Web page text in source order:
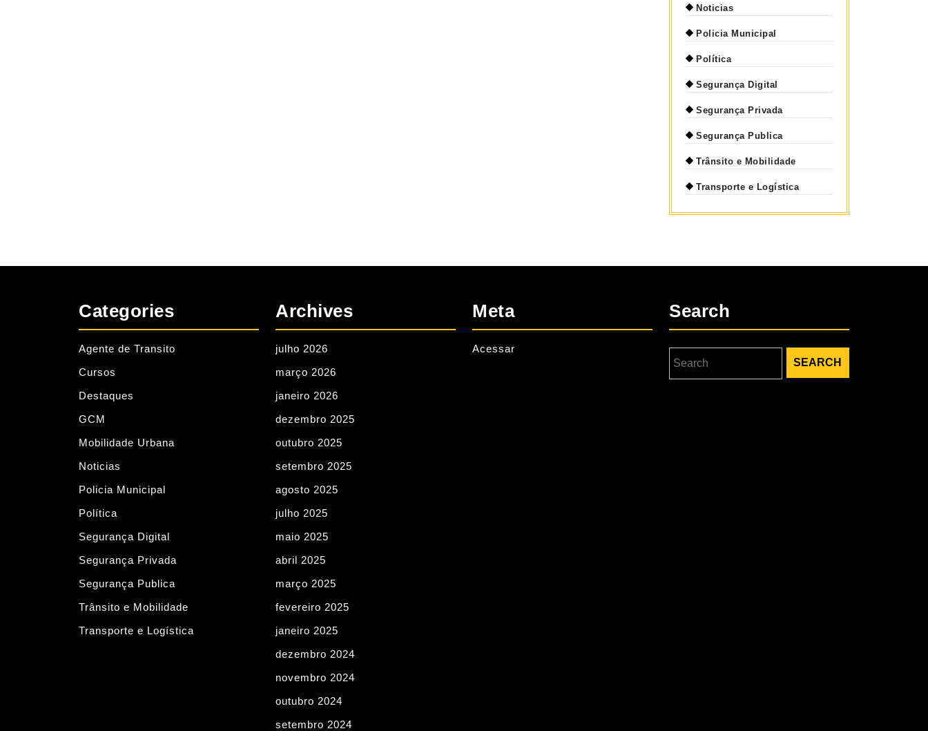
Noticias
Policia Municipal
Política
Segurança Digital
Segurança Privada
Segurança Publica
Trânsito e Mobilidade
Transporte e Logística
Categories
Agente de Transito
Cursos
Destaques
GCM
Mobilidade Urbana
Noticias
Policia Municipal
Política
Segurança Digital
Segurança Privada
Segurança Publica
Trânsito e Mobilidade
Transporte e Logística
Archives
julho 2026
março 2026
janeiro 2026
dezembro 2025
outubro 2025
setembro 2025
agosto 2025
julho 2025
maio 2025
abril 2025
março 2025
fevereiro 2025
janeiro 2025
dezembro 2024
novembro 2024
outubro 2024
setembro 2024
Meta
Acessar
Search